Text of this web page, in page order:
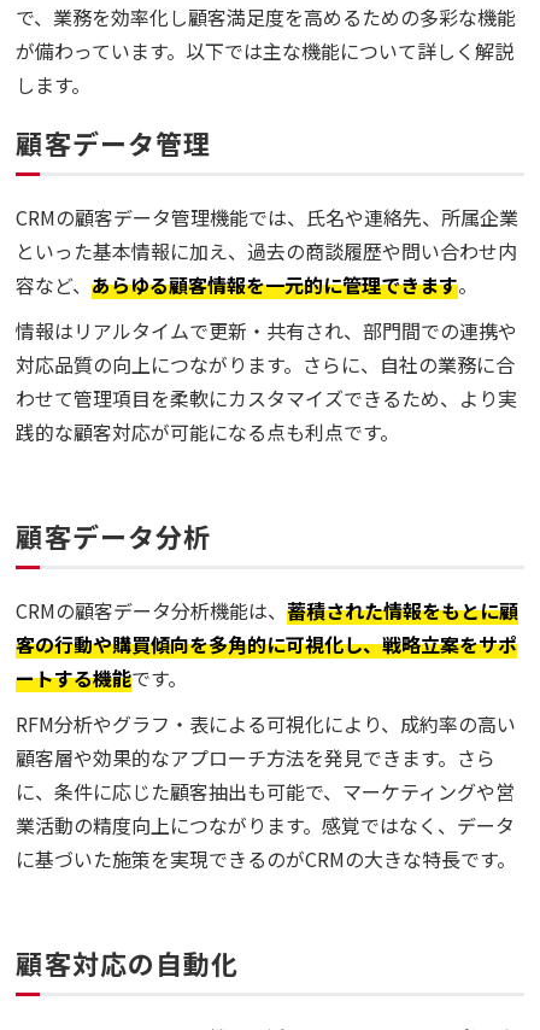
で、業務を効率化し顧客満足度を高めるための多彩な機能
が備わっています。以下では主な機能について詳しく解説
します。
顧客データ管理
CRMの顧客データ管理機能では、氏名や連絡先、所属企業
といった基本情報に加え、過去の商談履歴や問い合わせ内
容など、あらゆる顧客情報を一元的に管理できます。
情報はリアルタイムで更新・共有され、部門間での連携や
対応品質の向上につながります。さらに、自社の業務に合
わせて管理項目を柔軟にカスタマイズできるため、より実
践的な顧客対応が可能になる点も利点です。
顧客データ分析
CRMの顧客データ分析機能は、蓄積された情報をもとに顧
客の行動や購買傾向を多角的に可視化し、戦略立案をサポ
ートする機能です。
RFM分析やグラフ・表による可視化により、成約率の高い
顧客層や効果的なアプローチ方法を発見できます。さら
に、条件に応じた顧客抽出も可能で、マーケティングや営
業活動の精度向上につながります。感覚ではなく、データ
に基づいた施策を実現できるのがCRMの大きな特長です。
顧客対応の自動化